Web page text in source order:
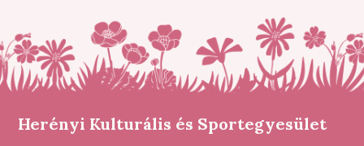
Herényi Kulturális és Sportegyesület